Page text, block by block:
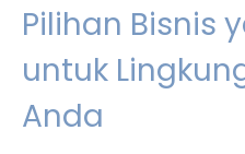
Pilihan Bisnis
untuk
Anda